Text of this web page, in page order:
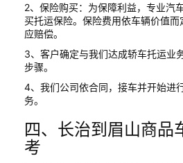
2、保险购买：为保障利益，专业汽
买托运保险。保险费用依车辆价值
应赔偿。
3、客户确定与我们达成轿车托运业
步骤。
4、我们公司依合同，接车并开始进
务。
四、长治到眉山商品
考